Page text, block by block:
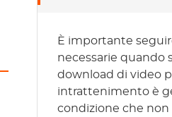
È importante
necessarie quando
download di video
intrattenimento è
condizione che